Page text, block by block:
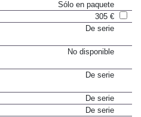
Sólo en paquete
305 €
De serie
No disponible
De serie
De serie
De serie